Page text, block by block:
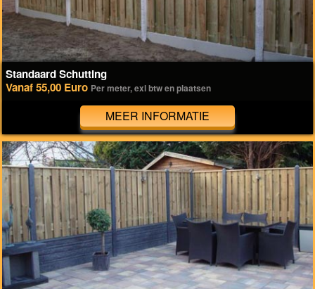
Standaard Schutting
Vanaf 55,00 Euro Per meter, exl btw en plaatsen
MEER INFORMATIE